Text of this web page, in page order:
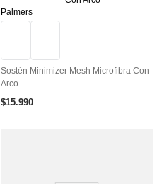
Palmers
Sostén Minimizer Mesh Microfibra Con
Arco
$15.990